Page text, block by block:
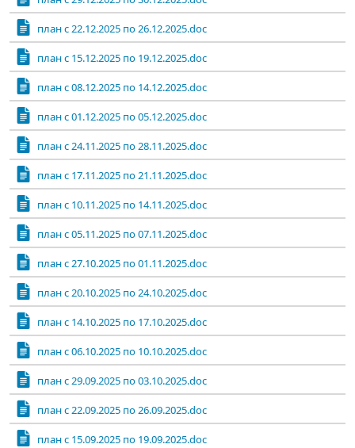
план с 22.12.2025 по 26.12.2025.doc
план с 15.12.2025 по 19.12.2025.doc
план с 08.12.2025 по 14.12.2025.doc
план с 01.12.2025 по 05.12.2025.doc
план с 24.11.2025 по 28.11.2025.doc
план с 17.11.2025 по 21.11.2025.doc
план с 10.11.2025 по 14.11.2025.doc
план с 05.11.2025 по 07.11.2025.doc
план с 27.10.2025 по 01.11.2025.doc
план с 20.10.2025 по 24.10.2025.doc
план с 14.10.2025 по 17.10.2025.doc
план с 06.10.2025 по 10.10.2025.doc
план с 29.09.2025 по 03.10.2025.doc
план с 22.09.2025 по 26.09.2025.doc
план с 15.09.2025 по 19.09.2025.doc